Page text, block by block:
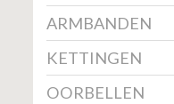
ARMBANDEN
KETTINGEN
OORBELLEN